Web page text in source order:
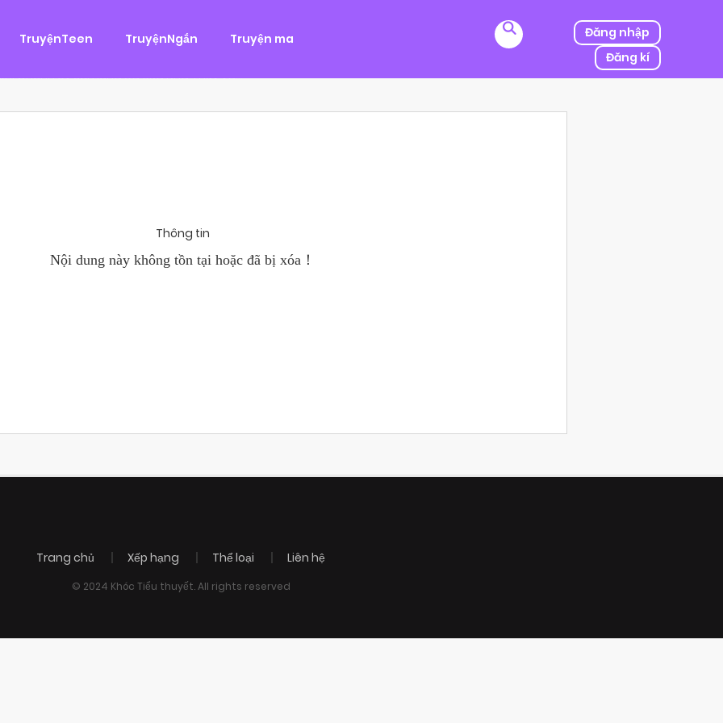
TruyệnTeen TruyệnNgắn Truyện ma
Đăng nhập
Đăng kí
Tình Cảm
Hùng, một tên cướp biển chân chính. Cho đến một ngày, cô bị kẻ thù của ba mình bắt cóc, người được mệnh danh
Chánh Uy săn lùng ba của Nhã Thụy và...
Thông tin
Nội dung này không tồn tại hoặc đã bị xóa！
Trang chủ Xếp hạng Thể loại Liên hệ
© 2024 Khóc Tiểu thuyết. All rights reserved